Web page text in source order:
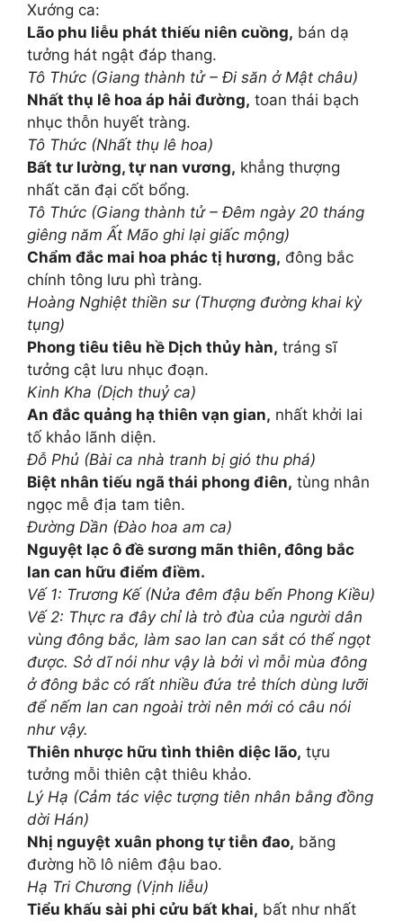
Xướng ca:
Lão phu liễu phát thiếu niên cuồng, bán dạ
tưởng hát ngật đáp thang.
Tô Thức (Giang thành tử – Đi săn ở Mật châu)
Nhất thụ lê hoa áp hải đường, toan thái bạch
nhục thỗn huyết tràng.
Tô Thức (Nhất thụ lê hoa)
Bất tư lường, tự nan vương, khẳng thượng
nhất căn đại cốt bổng.
Tô Thức (Giang thành tử – Đêm ngày 20 tháng
giêng năm Ất Mão ghi lại giấc mộng)
Chẩm đắc mai hoa phác tị hương, đông bắc
chính tông lưu phì tràng.
Hoàng Nghiệt thiền sư (Thượng đường khai kỳ
tụng)
Phong tiêu tiêu hề Dịch thủy hàn, tráng sĩ
tưởng cật lưu nhục đoạn.
Kinh Kha (Dịch thuỷ ca)
An đắc quảng hạ thiên vạn gian, nhất khởi lai
tố khảo lãnh diện.
Đỗ Phủ (Bài ca nhà tranh bị gió thu phá)
Biệt nhân tiếu ngã thái phong điên, tùng nhân
ngọc mễ địa tam tiên.
Đường Dần (Đào hoa am ca)
Nguyệt lạc ô đề sương mãn thiên, đông bắc
lan can hữu điểm điềm.
Vế 1: Trương Kế (Nửa đêm đậu bến Phong Kiều)
Vế 2: Thực ra đây chỉ là trò đùa của người dân
vùng đông bắc, làm sao lan can sắt có thể ngọt
được. Sở dĩ nói như vậy là bởi vì mỗi mùa đông
ở đông bắc có rất nhiều đứa trẻ thích dùng lưỡi
để nếm lan can ngoài trời nên mới có câu nói
như vậy.
Thiên nhược hữu tình thiên diệc lão, tựu
tưởng mỗi thiên cật thiêu khảo.
Lý Hạ (Cảm tác việc tượng tiên nhân bằng đồng
dời Hán)
Nhị nguyệt xuân phong tự tiễn đao, băng
đường hồ lô niêm đậu bao.
Hạ Tri Chương (Vịnh liễu)
Tiểu khấu sài phi cửu bất khai, bất như nhất